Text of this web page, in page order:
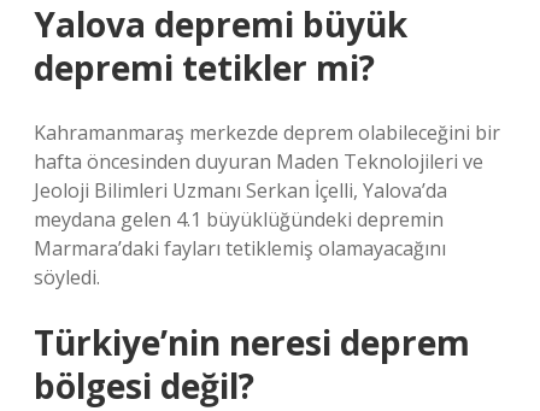
Yalova depremi büyük
depremi tetikler mi?
Kahramanmaraş merkezde deprem olabileceğini bir
hafta öncesinden duyuran Maden Teknolojileri ve
Jeoloji Bilimleri Uzmanı Serkan İçelli, Yalova’da
meydana gelen 4.1 büyüklüğündeki depremin
Marmara’daki fayları tetiklemiş olamayacağını
söyledi.
Türkiye’nin neresi deprem
bölgesi değil?